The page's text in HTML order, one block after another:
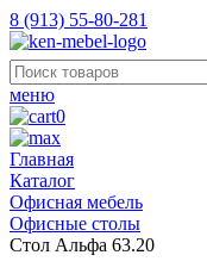
8 (913) 55-80-281
меню
0
Главная
Каталог
Офисная мебель
Офисные столы
Стол Альфа 63.20